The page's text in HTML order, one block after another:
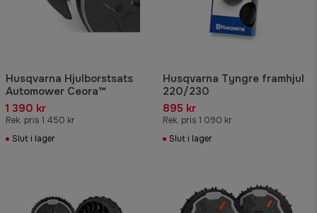
Husqvarna Hjulborstsats
Automower Ceora™
1 390 kr
Rek. pris 1 450 kr
Slut i lager
Husqvarna Tyngre framhjul
220/230
895 kr
Rek. pris 1 090 kr
Slut i lager